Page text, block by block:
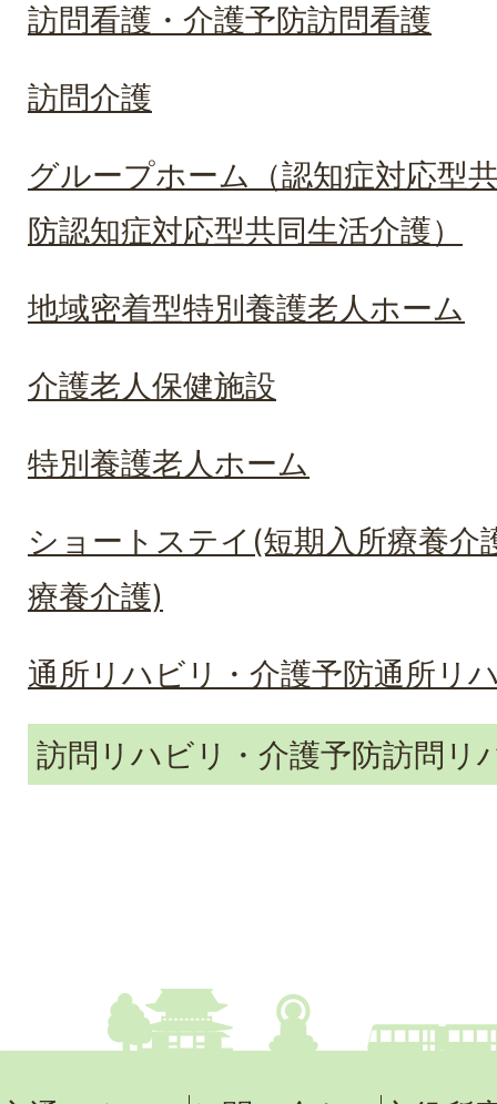
訪問看護・介護予防訪問看護
訪問介護
グループホーム（認知症対応型
防認知症対応型共同生活介護）
地域密着型特別養護老人ホーム
介護老人保健施設
特別養護老人ホーム
ショートステイ(短期入所療養介
療養介護)
通所リハビリ・介護予防通所リ
訪問リハビリ・介護予防訪問リ